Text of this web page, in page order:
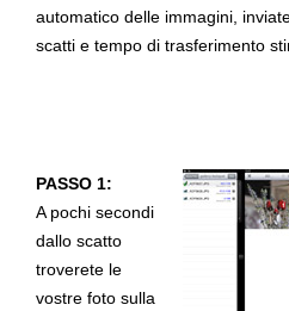
automatico delle immagini,
scatti e tempo di trasferimento
PASSO 1:
A pochi secondi
dallo scatto
troverete le
vostre foto sulla